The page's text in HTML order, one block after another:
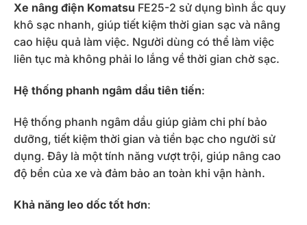
Xe nâng điện Komatsu FE25-2 sử dụng bình ắc quy
khô sạc nhanh, giúp tiết kiệm thời gian sạc và nâng
cao hiệu quả làm việc. Người dùng có thể làm việc
liên tục mà không phải lo lắng về thời gian chờ sạc.
Hệ thống phanh ngâm dầu tiên tiến:
Hệ thống phanh ngâm dầu giúp giảm chi phí bảo
dưỡng, tiết kiệm thời gian và tiền bạc cho người sử
dụng. Đây là một tính năng vượt trội, giúp nâng cao
độ bền của xe và đảm bảo an toàn khi vận hành.
Khả năng leo dốc tốt hơn: